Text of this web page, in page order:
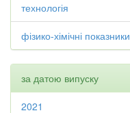
технологія
фізико-хімічні показники
за датою випуску
2021